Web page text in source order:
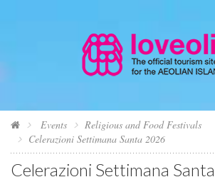
Events
Religious and Food Festivals
Celerazioni Settimana Santa 2026
Celerazioni Settimana